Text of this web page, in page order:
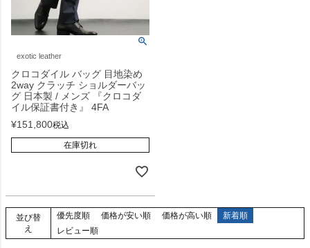
exotic leather
クロコダイル バッグ 目地染め
2way クラッチ ショルダーバッ
グ 日本製 / メンズ 『クロコダ
イル保証書付き』 4FA
¥151,800税込
在庫切れ
並び替
え
優先度順 価格が安い順 価格が高い順
新着順
レビュー順